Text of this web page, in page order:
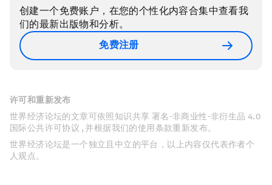
创建一个免费账户，在您的个性化内容合集中查看我
们的最新出版物和分析。
免费注册
许可和重新发布
世界经济论坛的文章可依照知识共享 署名-非商业性-非衍生品 4.0
国际公共许可协议 , 并根据我们的使用条款重新发布。
世界经济论坛是一个独立且中立的平台，以上内容仅代表作者个
人观点。